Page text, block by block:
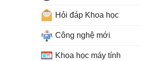
Hỏi đáp Khoa học
Công nghệ mới
Khoa học máy tính